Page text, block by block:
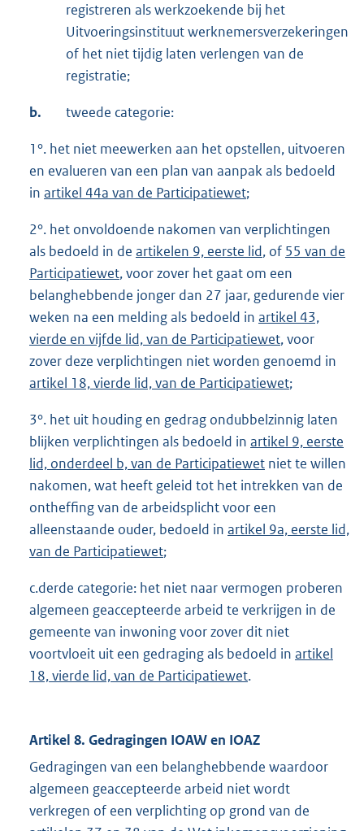
registreren als werkzoekende bij het
Uitvoeringsinstituut werknemersverzekeringen
of het niet tijdig laten verlengen van de
registratie;
b. tweede categorie:
1°. het niet meewerken aan het opstellen, uitvoeren
en evalueren van een plan van aanpak als bedoeld
in artikel 44a van de Participatiewet;
2°. het onvoldoende nakomen van verplichtingen
als bedoeld in de artikelen 9, eerste lid, of 55 van de
Participatiewet, voor zover het gaat om een
belanghebbende jonger dan 27 jaar, gedurende vier
weken na een melding als bedoeld in artikel 43,
vierde en vijfde lid, van de Participatiewet, voor
zover deze verplichtingen niet worden genoemd in
artikel 18, vierde lid, van de Participatiewet;
3°. het uit houding en gedrag ondubbelzinnig laten
blijken verplichtingen als bedoeld in artikel 9, eerste
lid, onderdeel b, van de Participatiewet niet te willen
nakomen, wat heeft geleid tot het intrekken van de
ontheffing van de arbeidsplicht voor een
alleenstaande ouder, bedoeld in artikel 9a, eerste lid,
van de Participatiewet;
c.derde categorie: het niet naar vermogen proberen
algemeen geaccepteerde arbeid te verkrijgen in de
gemeente van inwoning voor zover dit niet
voortvloeit uit een gedraging als bedoeld in artikel
18, vierde lid, van de Participatiewet.
Artikel 8. Gedragingen IOAW en IOAZ
Gedragingen van een belanghebbende waardoor
algemeen geaccepteerde arbeid niet wordt
verkregen of een verplichting op grond van de